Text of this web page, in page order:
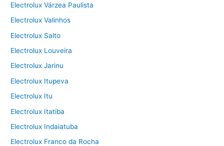
Electrolux Várzea Paulista
Electrolux Valinhos
Electrolux Salto
Electrolux Louveira
Electrolux Jarinu
Electrolux Itupeva
Electrolux Itu
Electrolux Itatiba
Electrolux Indaiatuba
Electrolux Franco da Rocha